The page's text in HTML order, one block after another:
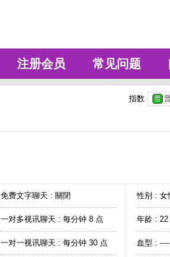
注册会员 常见问题
指数
免费文字聊天 : 關閉
一对多视讯聊天 : 每分钟 8 点
一对一视讯聊天 : 每分钟 30 点
性别 : 女
年龄 : 22
血型 : ----